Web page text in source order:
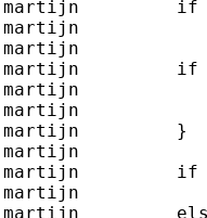
martijn
martijn
martijn
martijn
martijn
martijn
martijn
martijn
martijn
martijn
martijn